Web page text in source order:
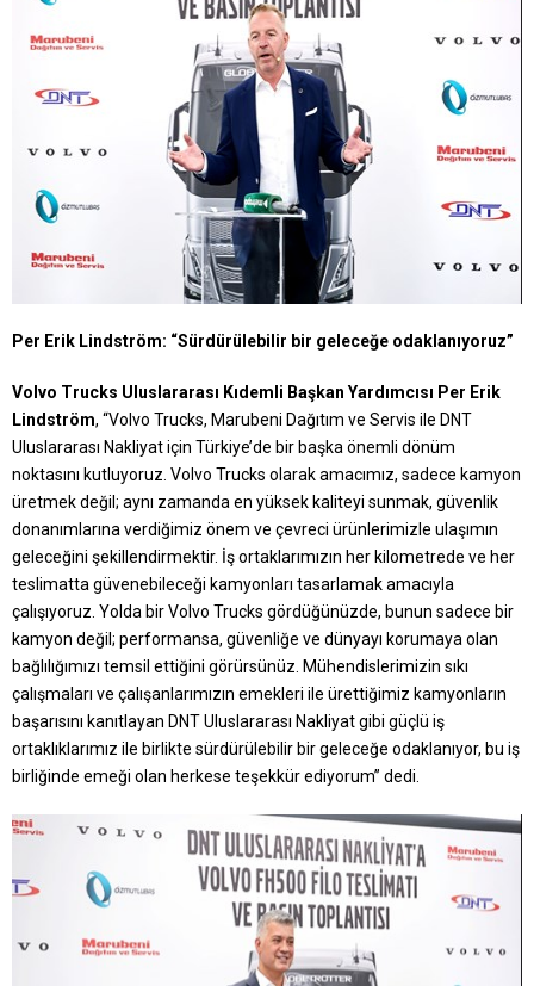
Per Erik Lindström: “Sürdürülebilir bir geleceğe odaklanıyoruz”
Volvo Trucks Uluslararası Kıdemli Başkan Yardımcısı Per Erik
Lindström, “Volvo Trucks, Marubeni Dağıtım ve Servis ile DNT
Uluslararası Nakliyat için Türkiye’de bir başka önemli dönüm
noktasını kutluyoruz. Volvo Trucks olarak amacımız, sadece kamyon
üretmek değil; aynı zamanda en yüksek kaliteyi sunmak, güvenlik
donanımlarına verdiğimiz önem ve çevreci ürünlerimizle ulaşımın
geleceğini şekillendirmektir. İş ortaklarımızın her kilometrede ve her
teslimatta güvenebileceği kamyonları tasarlamak amacıyla
çalışıyoruz. Yolda bir Volvo Trucks gördüğünüzde, bunun sadece bir
kamyon değil; performansa, güvenliğe ve dünyayı korumaya olan
bağlılığımızı temsil ettiğini görürsünüz. Mühendislerimizin sıkı
çalışmaları ve çalışanlarımızın emekleri ile ürettiğimiz kamyonların
başarısını kanıtlayan DNT Uluslararası Nakliyat gibi güçlü iş
ortaklıklarımız ile birlikte sürdürülebilir bir geleceğe odaklanıyor, bu iş
birliğinde emeği olan herkese teşekkür ediyorum” dedi.